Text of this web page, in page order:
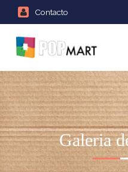
Contacto
Galeria